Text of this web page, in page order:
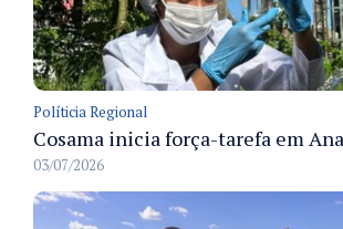
Políticia Regional
03/07/2026